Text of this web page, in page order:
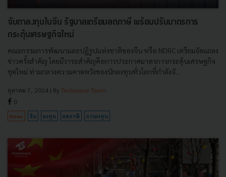
จับตาลงทุนในจีน รัฐบาลเตรียมลดภาษี พร้อมปรับมาตรการ
กระตุ้นเศรษฐกิจใหม่
คณะกรรมการพัฒนาและปฏิรูปแห่งชาติของจีน หรือ NDRC เตรียมจัดแถลง
ข่าวครั้งสำคัญ โดยมีวาระสำคัญคือการประกาศมาตรการกระตุ้นเศรษฐกิจ
ชุดใหม่ ท่ามกลางความคาดหวังของนักลงทุนทั่วโลกที่กำลังจั...
ตุลาคม 7, 2024 | By Techsauce Team
0
News จีน ลงทุน ลดภาษี การลงทุน